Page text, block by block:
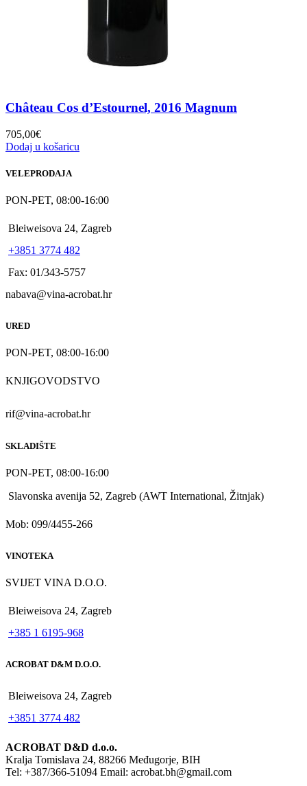
Château Cos d’Estournel, 2016 Magnum
705,00€
Dodaj u košaricu
VELEPRODAJA
PON-PET, 08:00-16:00
Bleiweisova 24, Zagreb
+3851 3774 482
Fax: 01/343-5757
nabava@vina-acrobat.hr
URED
PON-PET, 08:00-16:00
KNJIGOVODSTVO
rif@vina-acrobat.hr
SKLADIŠTE
PON-PET, 08:00-16:00
Slavonska avenija 52, Zagreb (AWT International, Žitnjak)
Mob: 099/4455-266
VINOTEKA
SVIJET VINA D.O.O.
Bleiweisova 24, Zagreb
+385 1 6195-968
ACROBAT D&M D.O.O.
Bleiweisova 24, Zagreb
+3851 3774 482
ACROBAT D&D d.o.o.
Kralja Tomislava 24, 88266 Međugorje, BIH
Tel: +387/366-51094 Email: acrobat.bh@gmail.com